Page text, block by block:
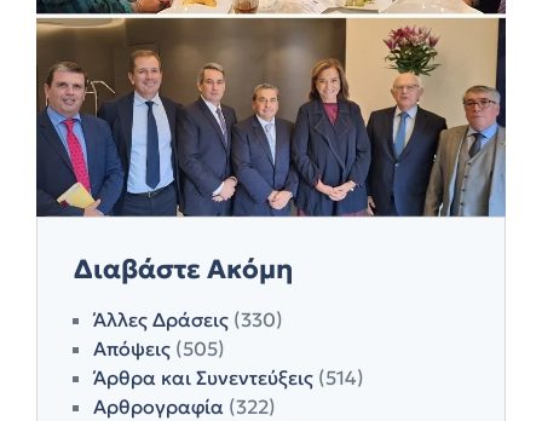
Διαβάστε Ακόμη
Άλλες Δράσεις (330)
Απόψεις (505)
Άρθρα και Συνεντεύξεις (514)
Αρθρογραφία (322)